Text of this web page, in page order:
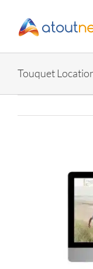
contenu
Touquet